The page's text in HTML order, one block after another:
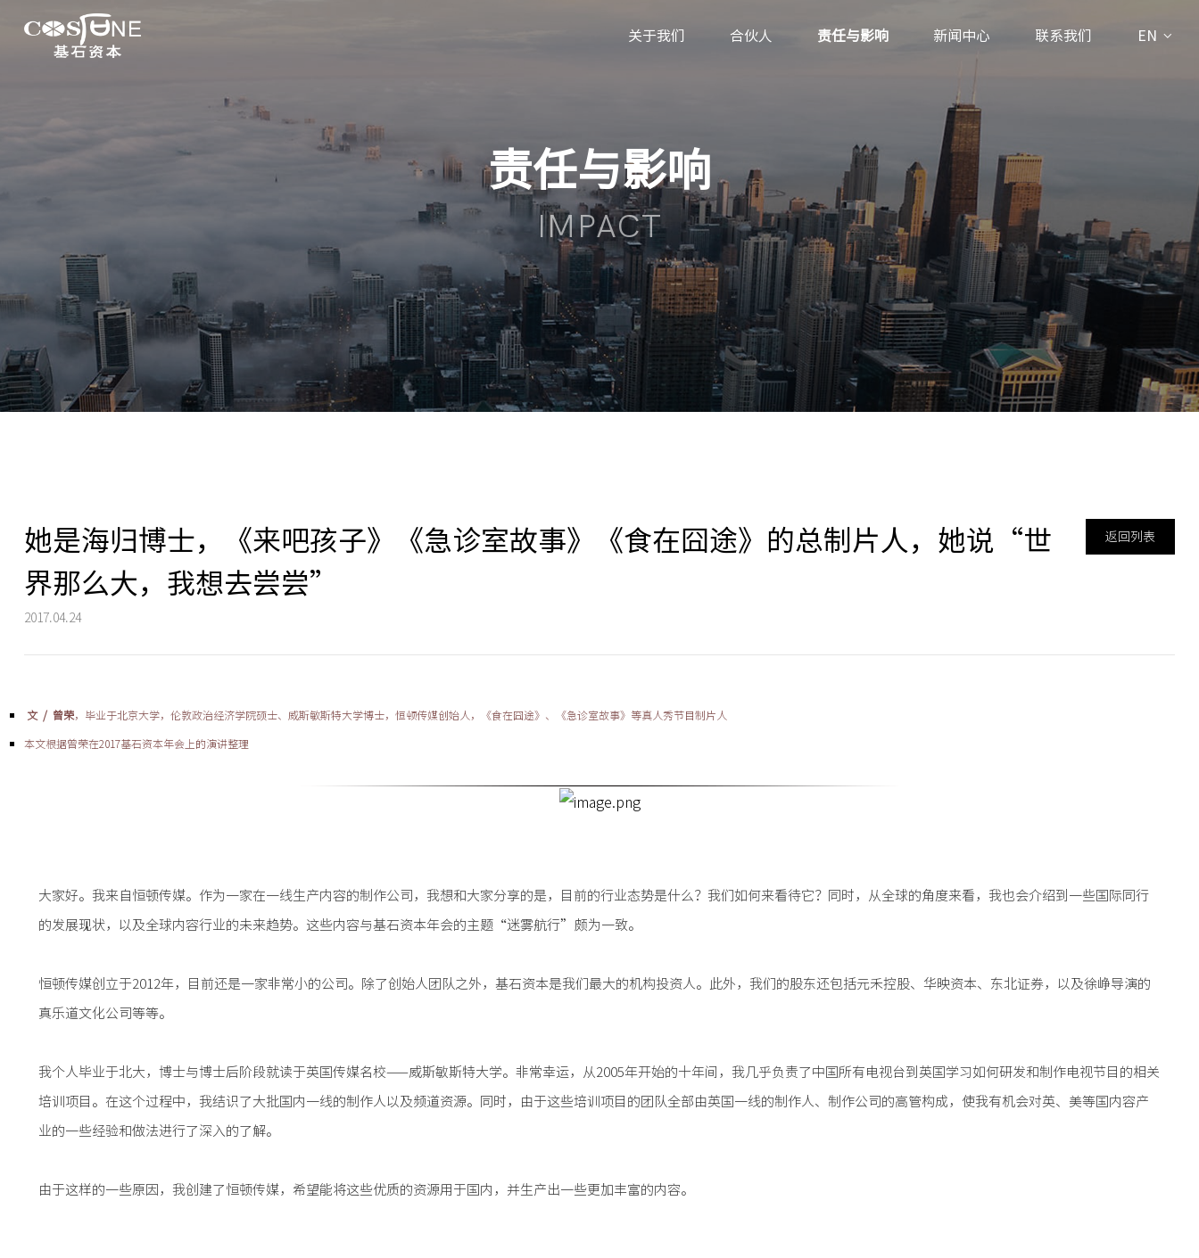
EN
关于我们 合伙人 责任与影响 新闻中心 联系我们
责任与影响
IMPACT
她是海归博士，《来吧孩子》《急诊室故事》《食在囧途》的总制片人，她说“世
界那么大，我想去尝尝”
2017.04.24
返回列表
文 / 曾荣，毕业于北京大学，伦敦政治经济学院硕士、威斯敏斯特大学博士，恒顿传媒创始人，《食在囧途》、《急诊室故事》等真人秀节目制片人
本文根据曾荣在2017基石资本年会上的演讲整理
大家好。我来自恒顿传媒。作为一家在一线生产内容的制作公司，我想和大家分享的是，目前的行业态势是什么？我们如何来看待它？同时，从全球的角度来看，我也会介绍到一些国际同行
的发展现状，以及全球内容行业的未来趋势。这些内容与基石资本年会的主题“迷雾航行”颇为一致。
恒顿传媒创立于2012年，目前还是一家非常小的公司。除了创始人团队之外，基石资本是我们最大的机构投资人。此外，我们的股东还包括元禾控股、华映资本、东北证券，以及徐峥导演的
真乐道文化公司等等。
我个人毕业于北大，博士与博士后阶段就读于英国传媒名校——威斯敏斯特大学。非常幸运，从2005年开始的十年间，我几乎负责了中国所有电视台到英国学习如何研发和制作电视节目的相关
培训项目。在这个过程中，我结识了大批国内一线的制作人以及频道资源。同时，由于这些培训项目的团队全部由英国一线的制作人、制作公司的高管构成，使我有机会对英、美等国内容产
业的一些经验和做法进行了深入的了解。
由于这样的一些原因，我创建了恒顿传媒，希望能将这些优质的资源用于国内，并生产出一些更加丰富的内容。